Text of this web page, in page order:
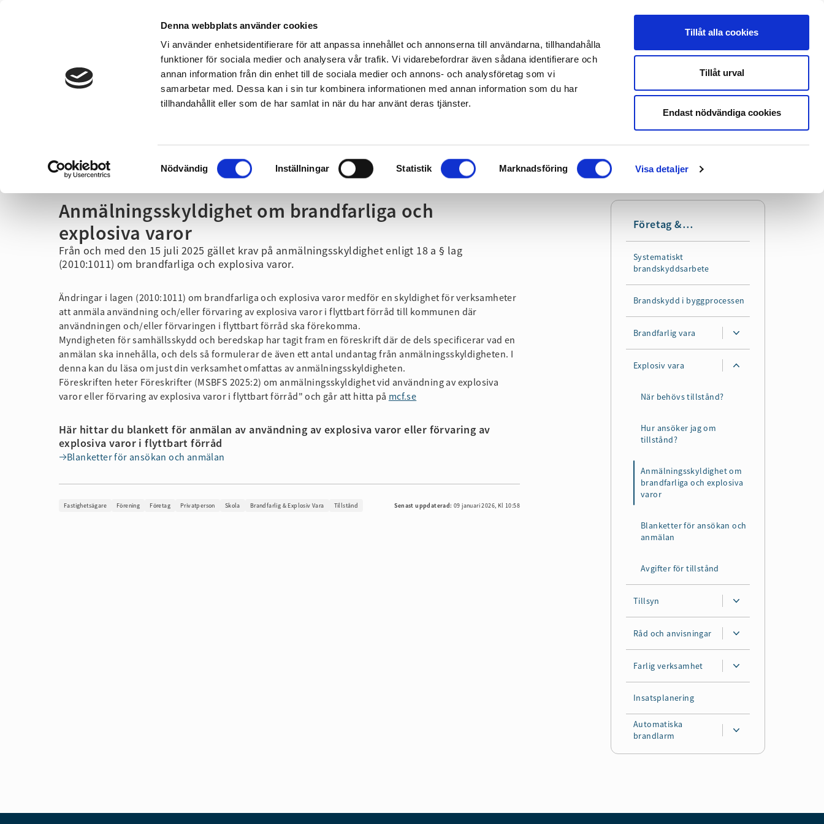
Denna webbplats använder cookies
Vi använder enhetsidentifierare för att anpassa innehållet och annonserna till användarna, tillhandahålla
funktioner för sociala medier och analysera vår trafik. Vi vidarebefordrar även sådana identifierare och
annan information från din enhet till de sociala medier och annons- och analysföretag som vi
samarbetar med. Dessa kan i sin tur kombinera informationen med annan information som du har
tillhandahållit eller som de har samlat in när du har använt deras tjänster.
Samtyckesval
Nödvändig Inställningar Statistik Marknadsföring Visa detaljer
Tillåt alla cookies
Tillåt urval
Endast nödvändiga cookies
Translate Lyssna
Vid olyckor Hem & Fritid Företag & Organisation Utbildning Sök Mer
Hem/Företag & Organisation Explosiv vara/Anmälningsskyldighet om brandfarliga och explosiva varor
Anmälningsskyldighet om brandfarliga och
explosiva varor
Från och med den 15 juli 2025 gället krav på anmälningsskyldighet enligt 18 a § lag
(2010:1011) om brandfarliga och explosiva varor.
Ändringar i lagen (2010:1011) om brandfarliga och explosiva varor medför en skyldighet för verksamheter
att anmäla användning och/eller förvaring av explosiva varor i flyttbart förråd till kommunen där
användningen och/eller förvaringen i flyttbart förråd ska förekomma.
Myndigheten för samhällsskydd och beredskap har tagit fram en föreskrift där de dels specificerar vad en
anmälan ska innehålla, och dels så formulerar de även ett antal undantag från anmälningsskyldigheten. I
denna kan du läsa om just din verksamhet omfattas av anmälningsskyldigheten.
Föreskriften heter Föreskrifter (MSBFS 2025:2) om anmälningsskyldighet vid användning av explosiva
varor eller förvaring av explosiva varor i flyttbart förråd" och går att hitta på mcf.se
Här hittar du blankett för anmälan av användning av explosiva varor eller förvaring av
explosiva varor i flyttbart förråd
Blanketter för ansökan och anmälan
Fastighetsägare Förening Företag Privatperson Skola Brandfarlig & Explosiv Vara Tillstånd Senast uppdaterad: 09 januari 2026, Kl 10:58
Företag &
Organisation
Systematiskt
brandskyddsarbete
Brandskydd i byggprocessen
Brandfarlig vara
Explosiv vara
När behövs tillstånd?
Hur ansöker jag om
tillstånd?
Anmälningsskyldighet om
brandfarliga och explosiva
varor
Blanketter för ansökan och
anmälan
Avgifter för tillstånd
Tillsyn
Råd och anvisningar
Farlig verksamhet
Insatsplanering
Automatiska
brandlarm